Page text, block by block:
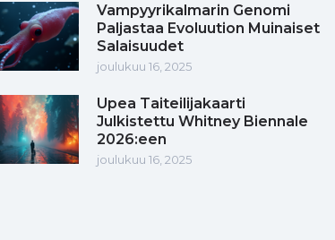
Vampyyrikalmarin Genomi
Paljastaa Evoluution Muinaiset
Salaisuudet
joulukuu 16, 2025
Upea Taiteilijakaarti
Julkistettu Whitney Biennale
2026:een
joulukuu 16, 2025